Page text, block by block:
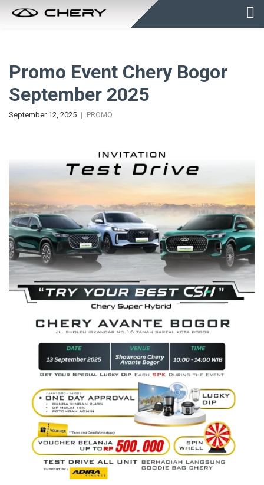
Promo Event Chery Bogor
September 2025
September 12, 2025 PROMO